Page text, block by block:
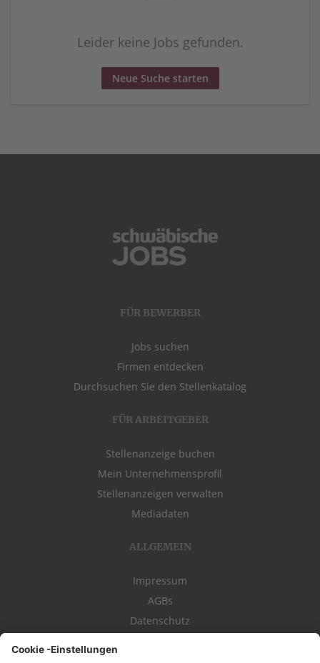
Leider keine Jobs gefunden.
Neue Suche starten
FÜR BEWERBER
Jobs suchen
Firmen entdecken
Durchsuchen Sie den Stellenkatalog
FÜR ARBEITGEBER
Stellenanzeige buchen
Mein Unternehmensprofil
Stellenanzeigen verwalten
Mediadaten
ALLGEMEIN
Impressum
AGBs
Datenschutz